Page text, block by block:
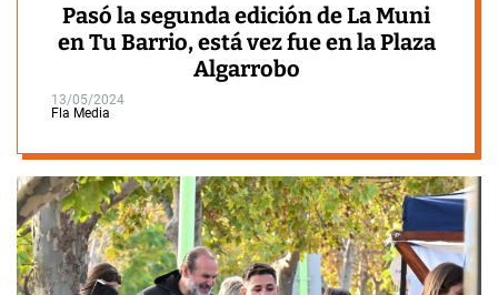
Pasó la segunda edición de La Muni
en Tu Barrio, está vez fue en la Plaza
Algarrobo
13/05/2024
Fla Media